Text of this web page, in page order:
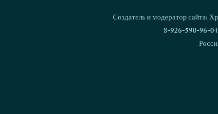
Создатель и модератор сайта:
8-926-590-96-